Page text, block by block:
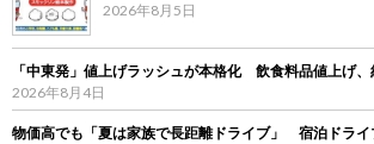
2026年8月5日
「中東発」値上げラッシュが本格化 飲食料品値上げ
2026年8月4日
物価高でも「夏は家族で長距離ドライブ」 宿泊ドライ